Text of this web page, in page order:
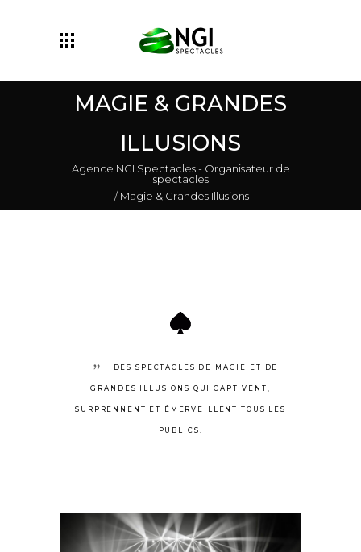
MAGIE & GRANDES
ILLUSIONS
Agence NGI Spectacles - Organisateur de
spectacles
/Magie & Grandes Illusions
DES SPECTACLES DE MAGIE ET DE
GRANDES ILLUSIONS QUI CAPTIVENT,
SURPRENNENT ET ÉMERVEILLENT TOUS LES
PUBLICS.